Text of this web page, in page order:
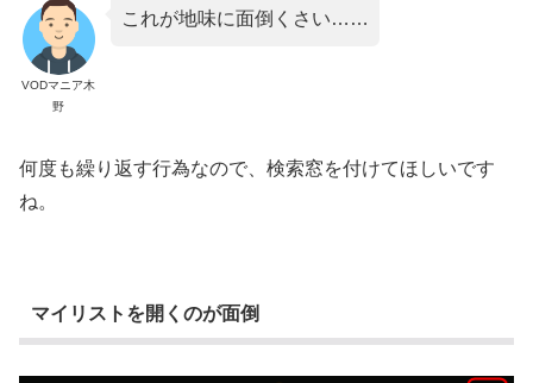
VODマニア木
野
これが地味に面倒くさい……
何度も繰り返す行為なので、検索窓を付けてほしいです
ね。
マイリストを開くのが面倒